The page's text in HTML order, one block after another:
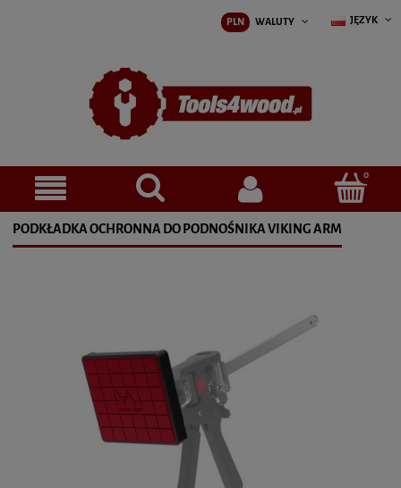
JĘZYK
PLN WALUTY
PODKŁADKA OCHRONNA DO PODNOŚNIKA VIKING ARM